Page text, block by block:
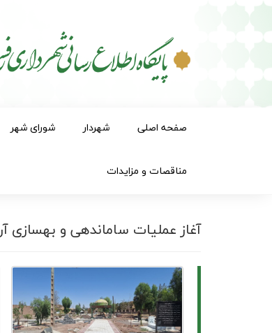
صفحه اصلی شهردار شورای شهر
مناقصات و مزایدات
آغاز عملیات ساماندهی و بهسازی